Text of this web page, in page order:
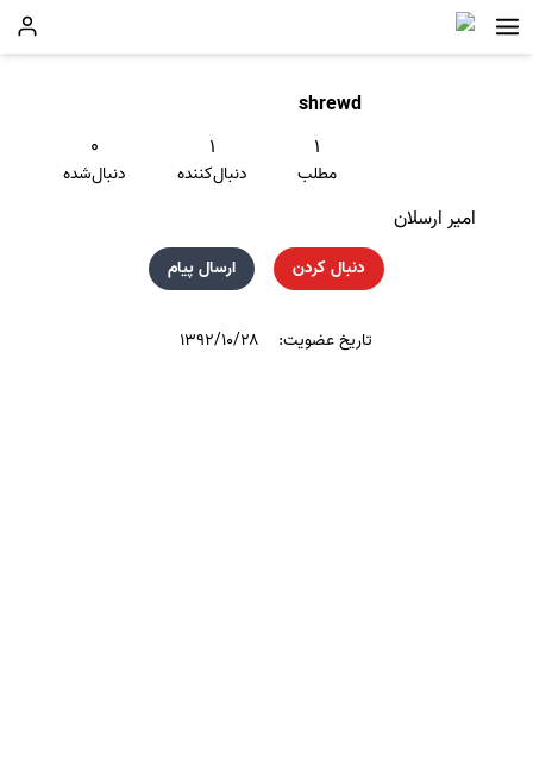
shrewd
۱
مطلب
۱
دنبال‌کننده
۰
دنبال‌شده
امير ارسلان
دنبال کردن ارسال پیام
تاریخ عضویت: ۱۳۹۲/۱۰/۲۸